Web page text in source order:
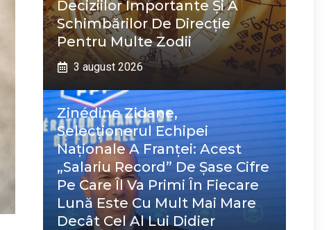
Deciziilor Importante Și A
Schimbărilor De Direcție
Pentru Multe Zodii
3 august 2026
Zinédine Zidane,
Selecționerul Echipei
Naționale A Franței: Acest
„salariu Record” De Șase Cifre
Pe Care Îl Va Primi În Fiecare
Lună Este Cu Mult Mai Mare
Decât Cel Al Lui Didier